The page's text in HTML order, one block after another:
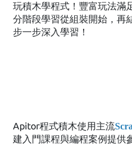
玩積木學程式！豐富玩法滿
分階段學習從組裝開始，再
步一步深入學習！
Apitor程式積木使用主流
建入門課程與編程案例提供